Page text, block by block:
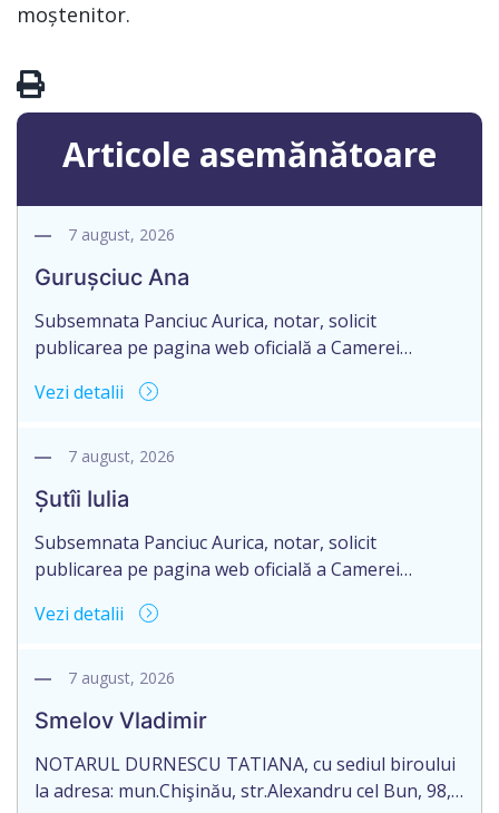
moștenitor.
Articole asemănătoare
7 august, 2026
Gurușciuc Ana
Subsemnata Panciuc Aurica, notar, solicit
publicarea pe pagina web oficială a Camerei
deschiderea procedurii succesorale cu următorul
succesorale Notarul Panciuc Aurica, cu sediul
str.Independenţei, 83/4, anunță despre deschiderea
procedurii succesorale în urma decesului
cet.Gurușciuc Ana, cetățeană moldoveană, a.n. 26
ianuarie […]
Vezi detalii
7 august, 2026
Șutîi Iulia
Subsemnata Panciuc Aurica, notar, solicit
publicarea pe pagina web oficială a Camerei
deschiderea procedurii succesorale cu următorul
succesorale Notarul Panciuc Aurica, cu sediul
str.Independenţei, 83/4, anunță despre deschiderea
procedurii succesorale în urma decesului cet.Șutîi
Iulii, cetățean moldovean, a.n. 21 martie […]
Vezi detalii
7 august, 2026
Smelov Vladimir
NOTARUL DURNESCU TATIANA, cu sediul biroului
la adresa: mun.Chişinău, str.Alexandru cel Bun, 98,